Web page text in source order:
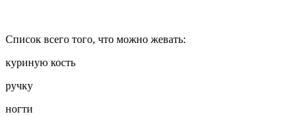
Список всего того, что можно жевать:
куриную кость
ручку
ногти